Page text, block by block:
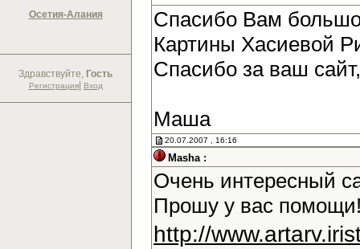
Осетия-Алания
Здравствуйте, Гость
Регистрация| Вход
Спасибо Вам
Картины Хасиевой
Спасибо за ваш
Маша
20.07.2007 , 16:16
Masha :
Очень интересный
Прошу у вас
http://